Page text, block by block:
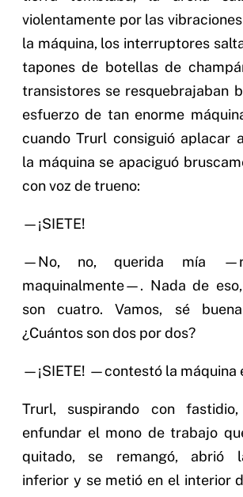
violentamente por las
la máquina, los interruptores
tapones de botellas de
transistores se resquebrajaban
esfuerzo de tan enorme
cuando Trurl consiguió aplacar
la máquina se apaciguó
con voz de trueno:
—¡SIETE!
—No, no, querida mía
maquinalmente—. Nada de
son cuatro. Vamos, sé
¿Cuántos son dos por dos?
—¡SIETE! —contestó la máquina
Trurl, suspirando con
enfundar el mono de trabajo
quitado, se remangó, abrió
inferior y se metió en el interior